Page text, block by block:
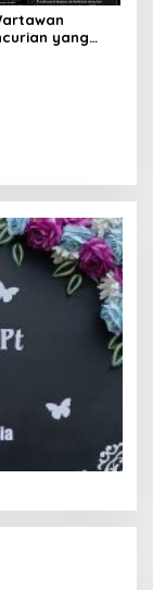
yang
Surat ke
Komisi
Kapolri!